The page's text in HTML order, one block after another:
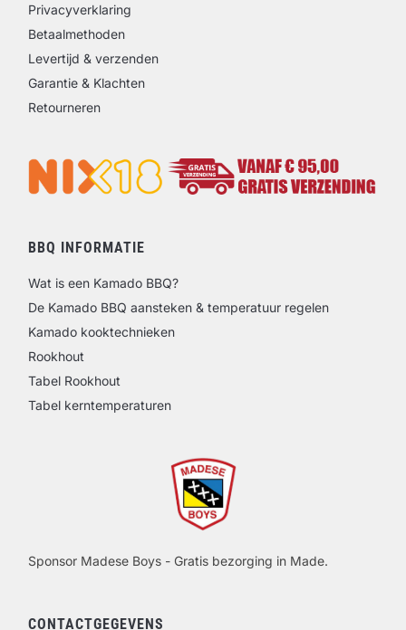
Privacyverklaring
Betaalmethoden
Levertijd & verzenden
Garantie & Klachten
Retourneren
BBQ INFORMATIE
Wat is een Kamado BBQ?
De Kamado BBQ aansteken & temperatuur regelen
Kamado kooktechnieken
Rookhout
Tabel Rookhout
Tabel kerntemperaturen
Sponsor Madese Boys - Gratis bezorging in Made.
CONTACTGEGEVENS